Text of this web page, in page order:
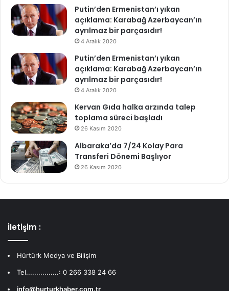
Putin’den Ermenistan’ı yıkan
açıklama: Karabağ Azerbaycan’ın
ayrılmaz bir parçasıdır!
4 Aralık 2020
Putin’den Ermenistan’ı yıkan
açıklama: Karabağ Azerbaycan’ın
ayrılmaz bir parçasıdır!
4 Aralık 2020
Kervan Gıda halka arzında talep
toplama süreci başladı
26 Kasım 2020
Albaraka’da 7/24 Kolay Para
Transferi Dönemi Başlıyor
26 Kasım 2020
İletişim :
Hürtürk Medya ve Bilişim
Tel................: 0 266 338 24 66
info@hurturkhaber.com.tr